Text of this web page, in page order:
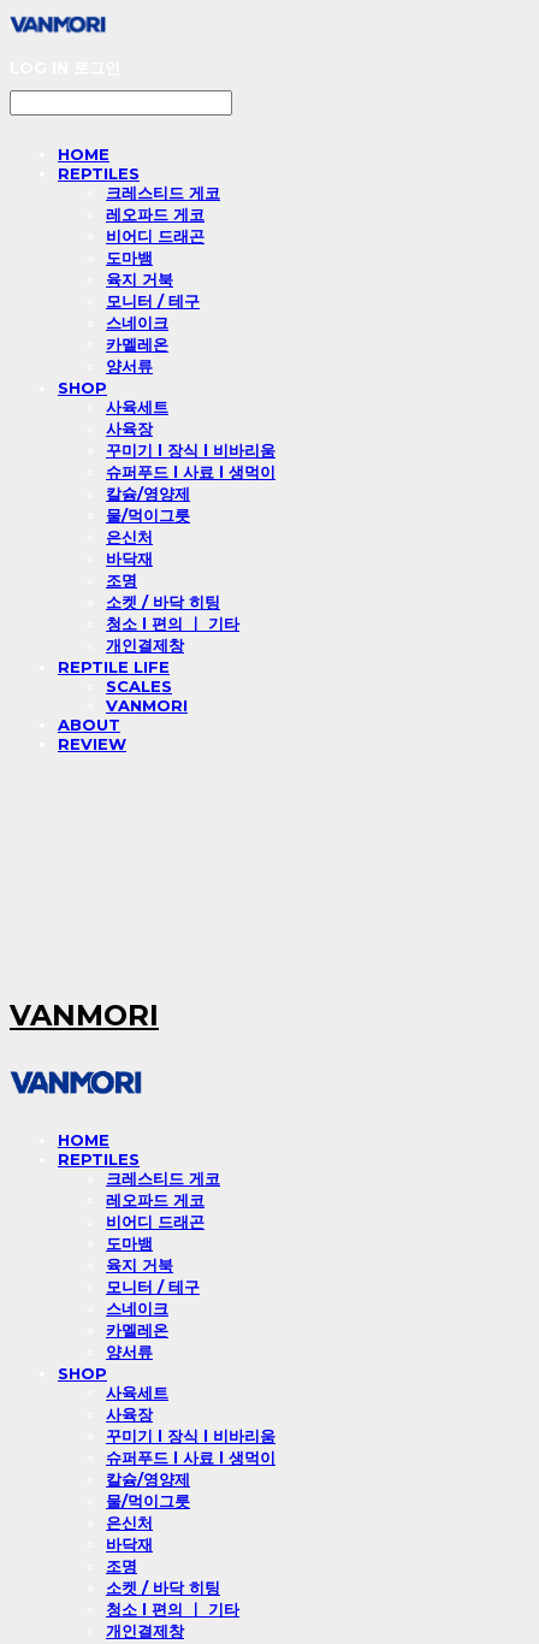
HOME
REPTILES
크레스티드 게코
레오파드 게코
비어디 드래곤
도마뱀
육지 거북
모니터 / 테구
스네이크
카멜레온
양서류
SHOP
사육세트
사육장
꾸미기 l 장식 l 비바리움
슈퍼푸드 l 사료 l 생먹이
칼슘/영양제
물/먹이그릇
은신처
바닥재
조명
소켓 / 바닥 히팅
청소 l 편의 ㅣ 기타
개인결제창
REPTILE LIFE
SCALES
VANMORI
ABOUT
REVIEW
VANMORI
HOME
REPTILES
크레스티드 게코
레오파드 게코
비어디 드래곤
도마뱀
육지 거북
모니터 / 테구
스네이크
카멜레온
양서류
SHOP
사육세트
사육장
꾸미기 l 장식 l 비바리움
슈퍼푸드 l 사료 l 생먹이
칼슘/영양제
물/먹이그릇
은신처
바닥재
조명
소켓 / 바닥 히팅
청소 l 편의 ㅣ 기타
개인결제창